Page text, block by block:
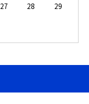
27 28
29